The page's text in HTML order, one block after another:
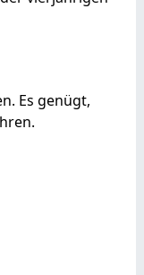
Es genügt,